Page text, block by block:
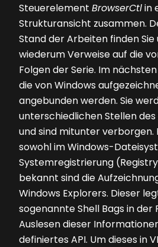
Steuerelement BrowserCtlin
Strukturansicht zusammen.
Stand der Arbeiten finden
wiederum Verweise auf die
Folgen der Serie. Im
die von Windows
angebunden werden. Sie
unterschiedlichen Stellen
und sind mitunter verborgen.
sowohl im Windows-
Systemregistrierung
bekannt sind die
Windows Explorers. Dieser
sogenannte Shell Bags in der
Auslesen dieser
definiertes API. Um dieses in